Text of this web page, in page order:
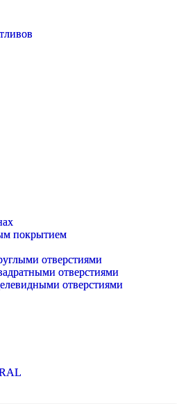
покрытием
отверстиями
отверстиями
отверстиями